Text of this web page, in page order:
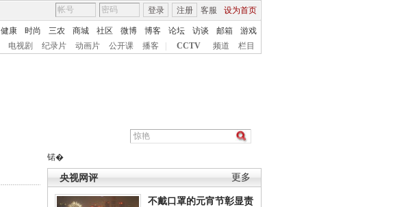
客服 设为首页
登录 注册
健康 时尚 三农 商城 社区 微博 博客 论坛 访谈 邮箱
游戏
电视剧 纪录片 动画片 公开课 播客 CCTV 频道 栏目
锘�
更多
央视网评
不戴口罩的元宵节彰显责